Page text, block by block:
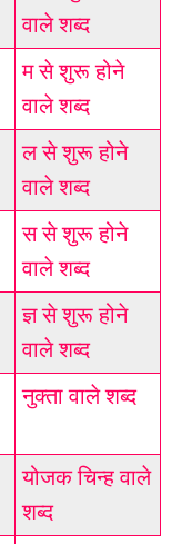
वाले शब्द
म से शुरू होने
वाले शब्द
ल से शुरू होने
वाले शब्द
स से शुरू होने
वाले शब्द
ज्ञ से शुरू होने
वाले शब्द
नुक्ता वाले शब्द
योजक चिन्ह वाले
शब्द